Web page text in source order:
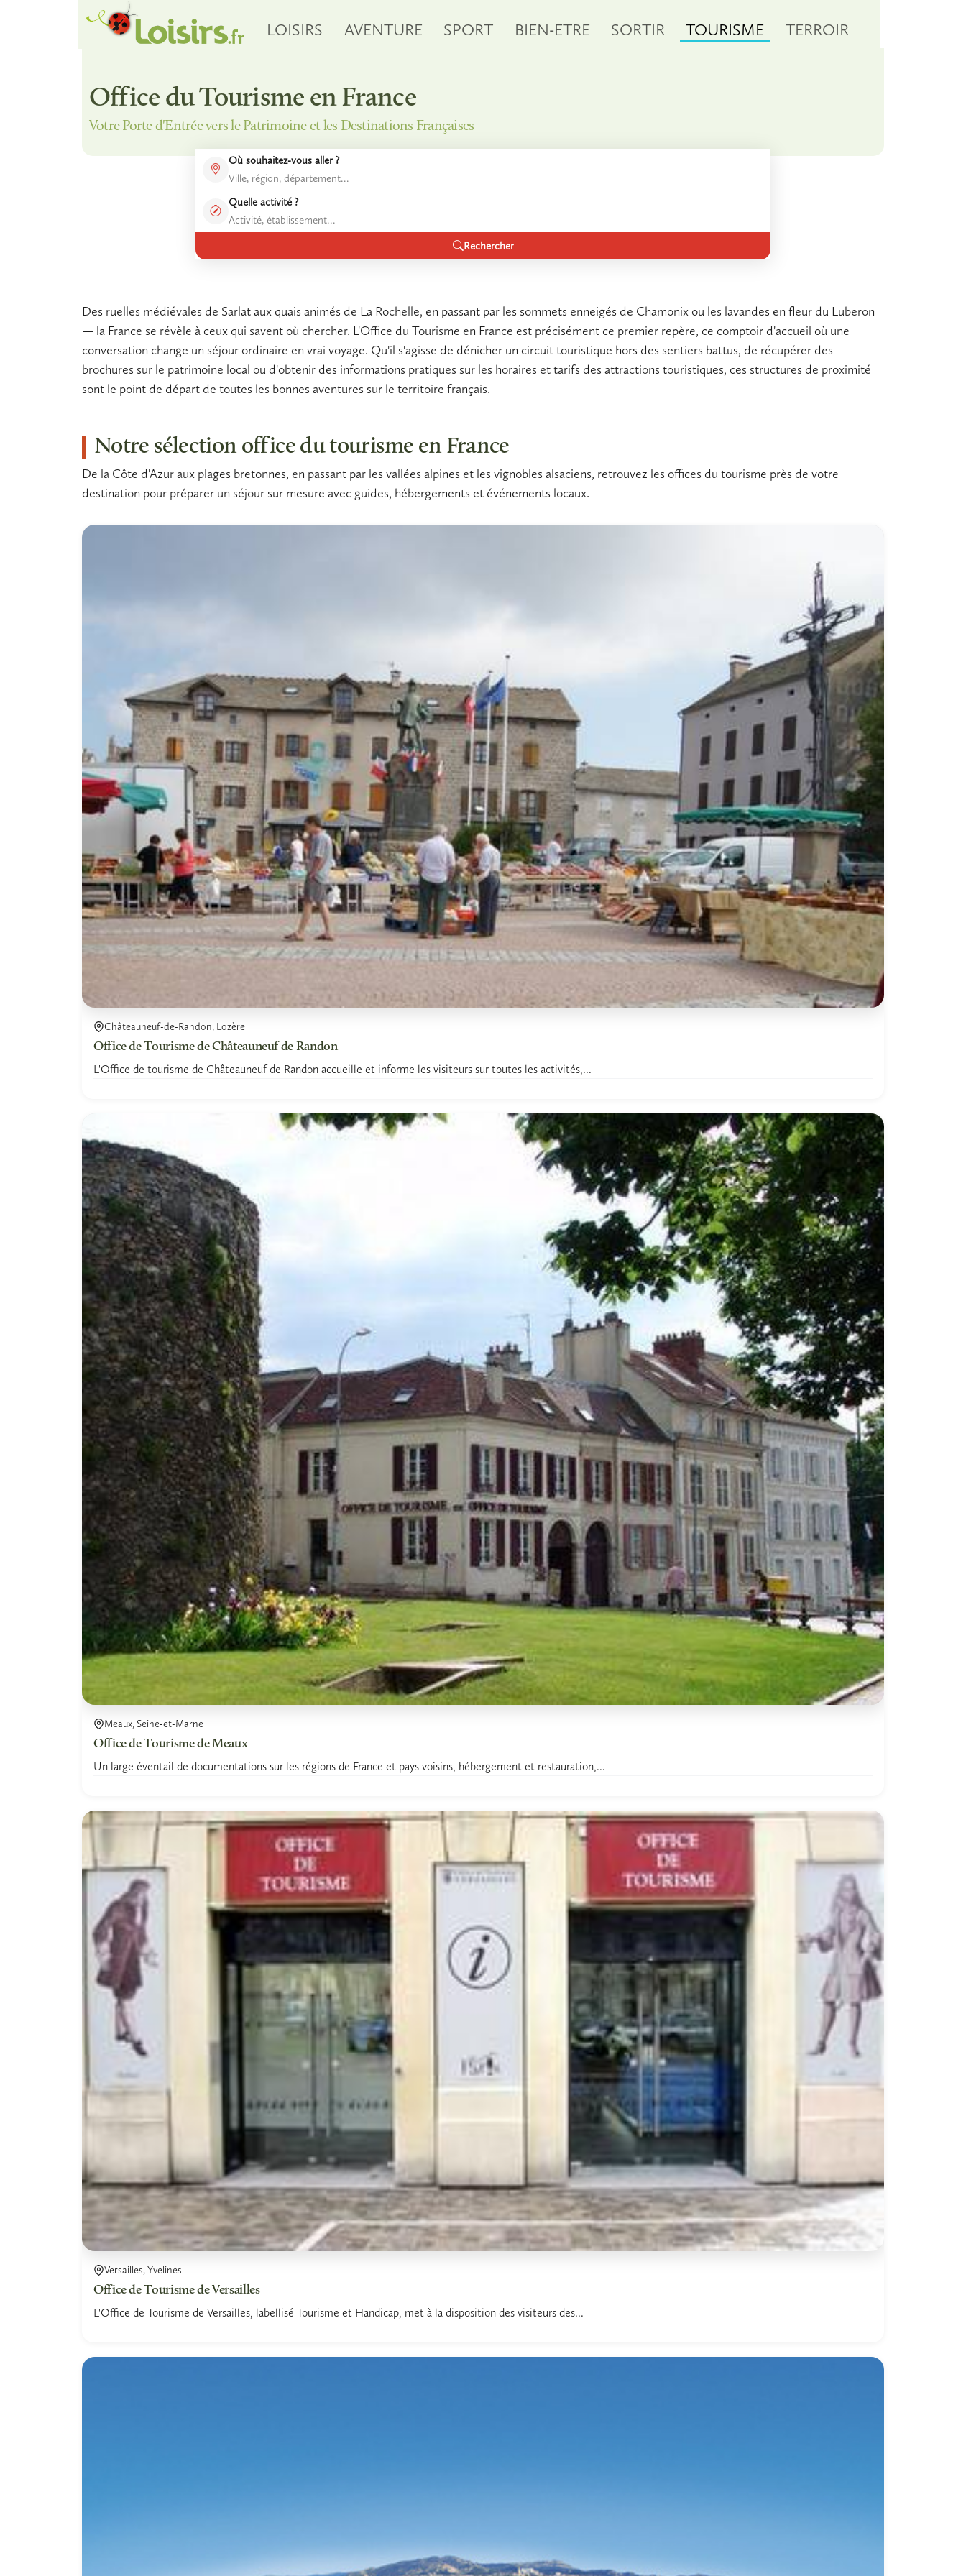
LOISIRS AVENTURE SPORT BIEN-ETRE SORTIR TOURISME TERROIR
Office du Tourisme en France
Votre Porte d'Entrée vers le Patrimoine et les Destinations Françaises
Où souhaitez-vous aller ?
Quelle activité ?
Rechercher
Des ruelles médiévales de Sarlat aux quais animés de La Rochelle, en passant par les sommets enneigés de Chamonix ou les lavandes en fleur du Luberon
— la France se révèle à ceux qui savent où chercher. L'Office du Tourisme en France est précisément ce premier repère, ce comptoir d'accueil où une
conversation change un séjour ordinaire en vrai voyage. Qu'il s'agisse de dénicher un circuit touristique hors des sentiers battus, de récupérer des
brochures sur le patrimoine local ou d'obtenir des informations pratiques sur les horaires et tarifs des attractions touristiques, ces structures de proximité
sont le point de départ de toutes les bonnes aventures sur le territoire français.
Notre sélection office du tourisme en France
De la Côte d'Azur aux plages bretonnes, en passant par les vallées alpines et les vignobles alsaciens, retrouvez les offices du tourisme près de votre
destination pour préparer un séjour sur mesure avec guides, hébergements et événements locaux.
Châteauneuf-de-Randon, Lozère
Office de Tourisme de Châteauneuf de Randon
L'Office de tourisme de Châteauneuf de Randon accueille et informe les visiteurs sur toutes les activités,...
Meaux, Seine-et-Marne
Office de Tourisme de Meaux
Un large éventail de documentations sur les régions de France et pays voisins, hébergement et restauration,...
Versailles, Yvelines
Office de Tourisme de Versailles
L'Office de Tourisme de Versailles, labellisé Tourisme et Handicap, met à la disposition des visiteurs des...